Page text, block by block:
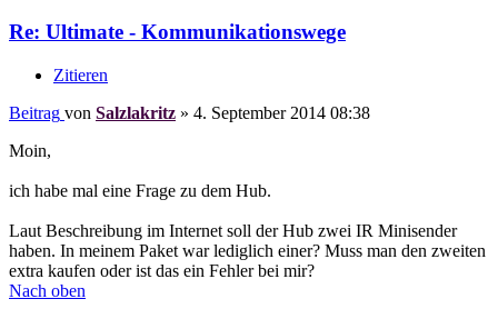
Re: Ultimate - Kommunikationswege
Zitieren
Beitrag von Salzlakritz » 4. September 2014 08:38
Moin,
ich habe mal eine Frage zu dem Hub.
Laut Beschreibung im Internet soll der Hub zwei IR Minisender
haben. In meinem Paket war lediglich einer? Muss man den zweiten
extra kaufen oder ist das ein Fehler bei mir?
Nach oben